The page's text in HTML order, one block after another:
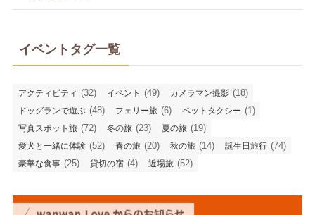
イベントタグ一覧
アクティビティ (32) イベント (49) カメラマン撮影 (18)
ドッグランで遊ぶ (48) フェリー旅 (6) ペットタクシー (1)
写真スポット旅 (72) 冬の旅 (23) 夏の旅 (19)
愛犬と一緒に体験 (52) 春の旅 (20) 秋の旅 (14) 誕生日旅行 (74)
豪華な食事 (25) 貸切の宿 (4) 近場旅 (52)